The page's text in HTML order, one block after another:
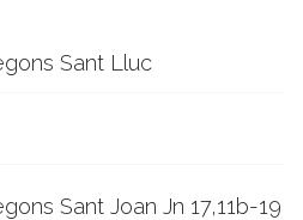
Sant Lluc
Sant Joan Jn 17,11b-19